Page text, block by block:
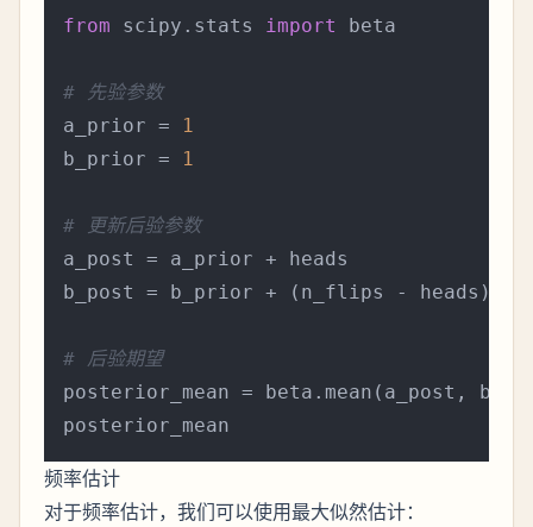
from scipy.stats import beta
# 先验参数
a_prior =
1
b_prior =
1
# 更新后验参数
a_post = a_prior + heads
b_post = b_prior + (n_flips - heads)
# 后验期望
posterior_mean = beta.mean(a_post,
频率估计
对于频率估计，我们可以使用最大似然估计：